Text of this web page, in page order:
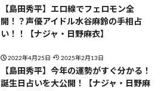
【島田秀平】エロ線でフェロモン全
開！？声優アイドル水谷麻鈴の手相占
い！！【ナジャ・日野麻衣】
2022年4月25日 2025年2月13日
【島田秀平】今年の運勢がすぐ分かる！
誕生日占いを大公開！【ナジャ・日野麻